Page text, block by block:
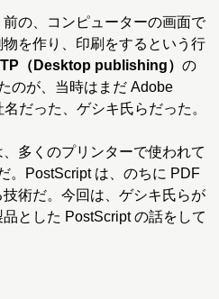
の、コンピューターの画面で
を作り、印刷をするという行
（Desktop publishing） の
のが、当時はまだ Adobe
だった、ゲシキ氏らだった。
多くのプリンターで使われて
。PostScript は、のちに PDF
術だ。今回は、ゲシキ氏らが
とした PostScript の話をして